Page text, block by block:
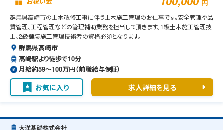
円
群馬県高崎市の土木改修工事に伴う土木施工管理のお仕事です。安全管理や品
質管理、工程管理などの管理補助業務を担当して頂きます。1級土木施工管理技
士、2級舗装施工管理技術者の資格必須となります。
群馬県高崎市
高崎駅より徒歩で10分
月給約59〜100万円（前職給与保証）
お気に入り 求人詳細を見る
大洋基礎株式会社